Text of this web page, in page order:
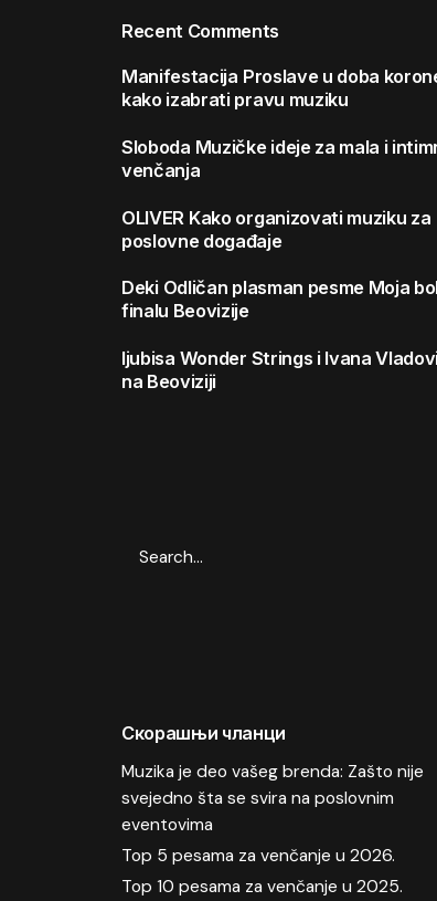
Recent Comments
Manifestacija Proslave u doba
kako izabrati pravu muziku
Sloboda Muzičke ideje za mala i
venčanja
OLIVER Kako organizovati muziku za
poslovne događaje
Deki Odličan plasman pesme Moja
finalu Beovizije
ljubisa Wonder Strings i Ivana
na Beoviziji
for
Скорашњи чланци
Muzika je deo vašeg brenda: Zašto nije
svejedno šta se svira na poslovnim
eventovima
Top 5 pesama za venčanje u 2026.
Top 10 pesama za venčanje u 2025.